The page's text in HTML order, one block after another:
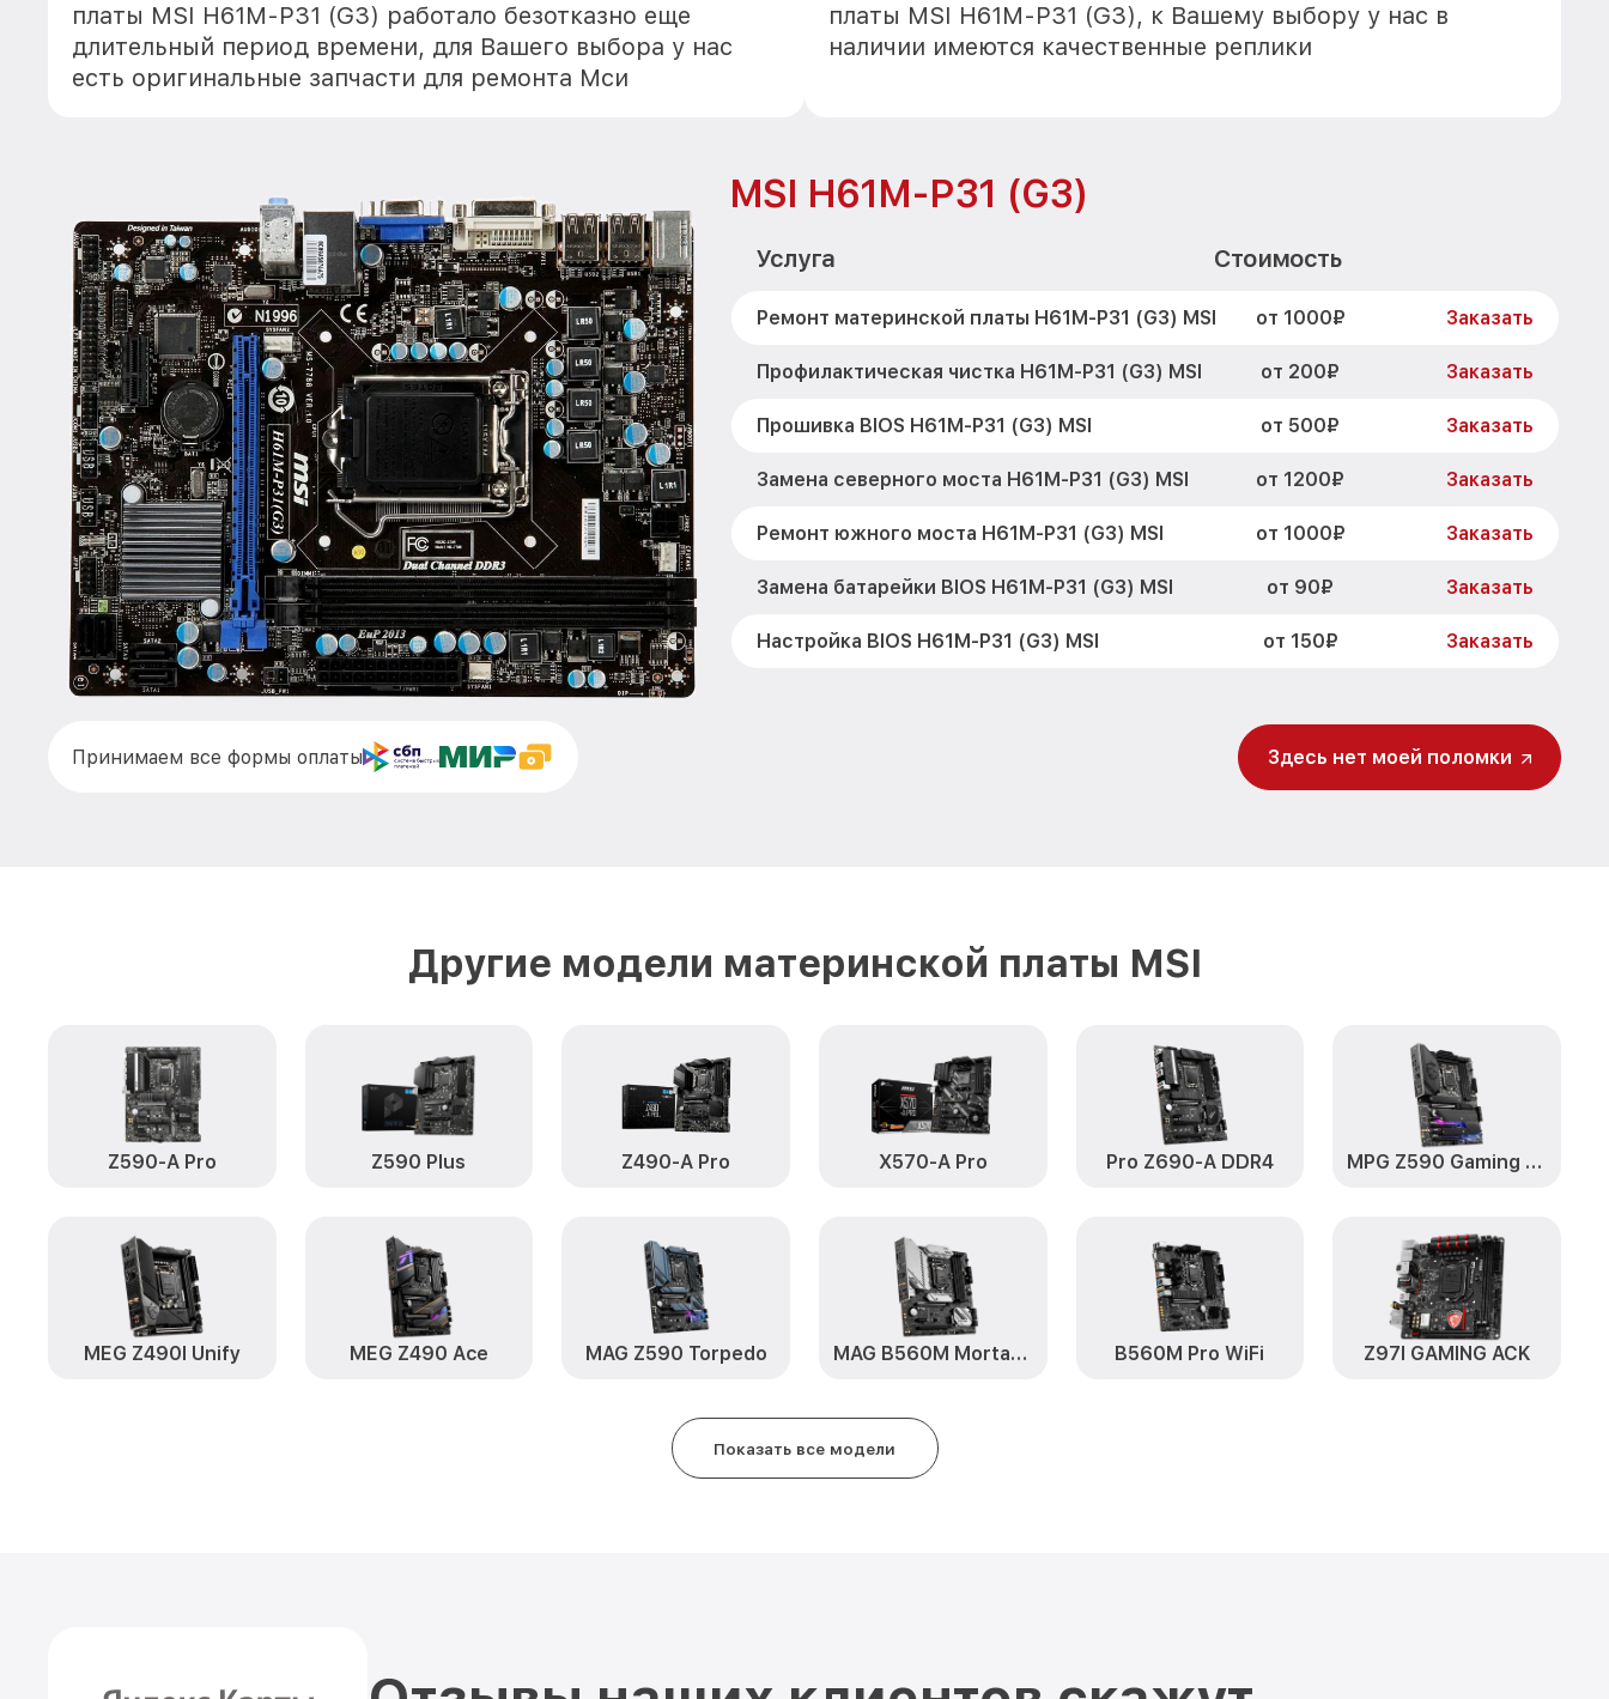
платы MSI H61M-P31 (G3) работало безотказно еще
длительный период времени, для Вашего выбора у нас
есть оригинальные запчасти для ремонта Мси
платы MSI H61M-P31 (G3), к Вашему выбору у нас в
наличии имеются качественные реплики
MSI H61M-P31 (G3)
Услуга Стоимость
Ремонт материнской платы H61M-P31 (G3) MSI от 1000₽ Заказать
Профилактическая чистка H61M-P31 (G3) MSI от 200₽ Заказать
Прошивка BIOS H61M-P31 (G3) MSI от 500₽ Заказать
Замена северного моста H61M-P31 (G3) MSI от 1200₽ Заказать
Ремонт южного моста H61M-P31 (G3) MSI от 1000₽ Заказать
Замена батарейки BIOS H61M-P31 (G3) MSI от 90₽ Заказать
Настройка BIOS H61M-P31 (G3) MSI от 150₽ Заказать
Принимаем все формы оплаты Здесь нет моей поломки
Другие модели материнской платы MSI
Z590-A Pro Z590 Plus Z490-A Pro X570-A Pro Pro Z690-A DDR4 MPG Z590 Gaming Plus
MEG Z490I Unify MEG Z490 Ace MAG Z590 Torpedo MAG B560M Mortar WiFi B560M Pro WiFi Z97I GAMING ACK
Показать все модели